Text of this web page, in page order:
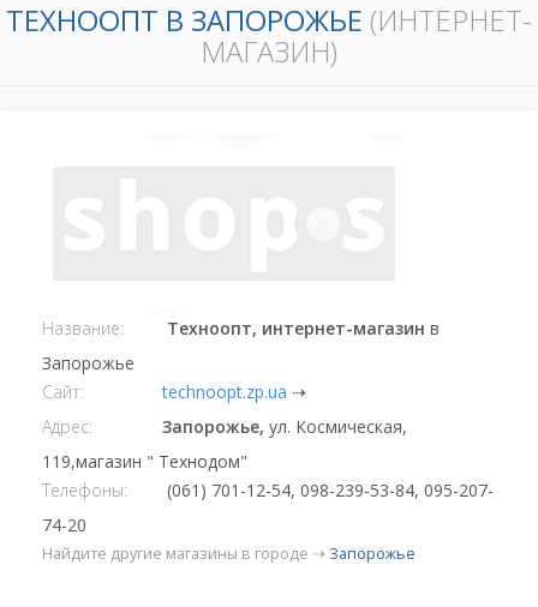
ТЕХНООПТ В ЗАПОРОЖЬЕ (ИНТЕРНЕТ-
МАГАЗИН)
Название: Техноопт, интернет-магазин в
Запорожье
Сайт:
technoopt.zp.ua ⇢
Адрес:
Запорожье, ул. Космическая,
119,магазин " Технодом"
Телефоны:
(061) 701-12-54, 098-239-53-84, 095-207-
74-20
Найдите другие магазины в городе ⇢ Запорожье